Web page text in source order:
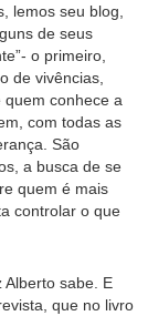
lemos seu blog,
de seus
o primeiro,
de vivências,
conhece a
com todas as
São
a busca de se
quem é mais
controlar o que
Alberto sabe. E
que no livro